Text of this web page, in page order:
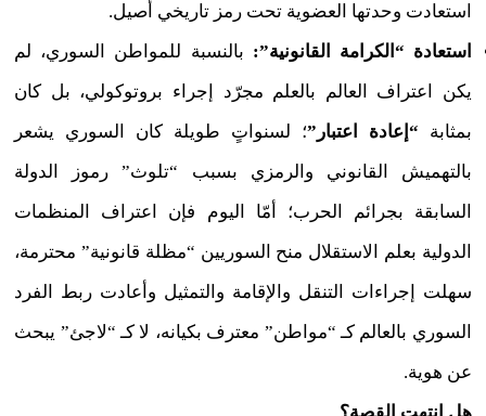
استعادت وحدتها العضوية تحت رمز تاريخي أصيل.
استعادة “الكرامة القانونية”: بالنسبة للمواطن السوري، لم
يكن اعتراف العالم بالعلم مجرّد إجراء بروتوكولي، بل كان
بمثابة “إعادة اعتبار”؛ لسنواتٍ طويلة كان السوري يشعر
بالتهميش القانوني والرمزي بسبب “تلوث” رموز الدولة
السابقة بجرائم الحرب؛ أمّا اليوم فإن اعتراف المنظمات
الدولية بعلم الاستقلال منح السوريين “مظلة قانونية” محترمة،
سهلت إجراءات التنقل والإقامة والتمثيل وأعادت ربط الفرد
السوري بالعالم كـ “مواطن” معترف بكيانه، لا كـ “لاجئ” يبحث
عن هوية.